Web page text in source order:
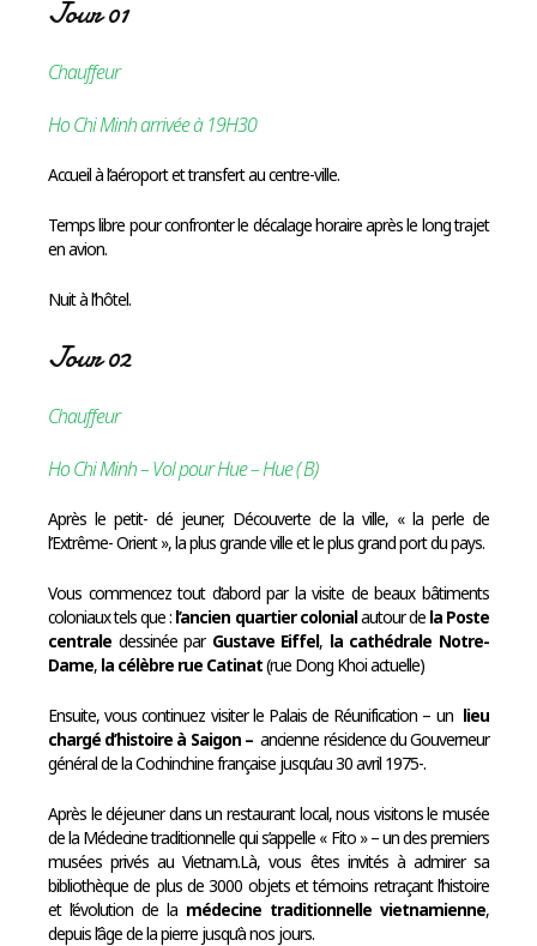
Jour 01
Chauffeur
Ho Chi Minh arrivée à 19H30
Accueil à l’aéroport et transfert au centre-ville.
Temps libre pour confronter le décalage horaire après le long trajet
en avion.
Nuit à l’hôtel.
Jour 02
Chauffeur
Ho Chi Minh – Vol pour Hue – Hue ( B)
Après le petit- dé jeuner, Découverte de la ville, « la perle de
l’Extrême- Orient », la plus grande ville et le plus grand port du pays.
Vous commencez tout d’abord par la visite de beaux bâtiments
coloniaux tels que : l’ancien quartier colonialautour de la Poste
centrale dessinée par Gustave Eiffel, la cathédrale Notre-
Dame, la célèbre rue Catinat(rue Dong Khoi actuelle)
Ensuite, vous continuez visiter le Palais de Réunification – un lieu
chargé d’histoire à Saigon– ancienne résidence du Gouverneur
général de la Cochinchine française jusqu’au 30 avril 1975-.
Après le déjeuner dans un restaurant local, nous visitons le musée
de la Médecine traditionnelle qui s’appelle « Fito » – un des premiers
musées privés au Vietnam.Là, vous êtes invités à admirer sa
bibliothèque de plus de 3000 objets et témoins retraçant l’histoire
et l’évolution de la médecine traditionnelle vietnamienne,
depuis l’âge de la pierre jusqu’à nos jours.